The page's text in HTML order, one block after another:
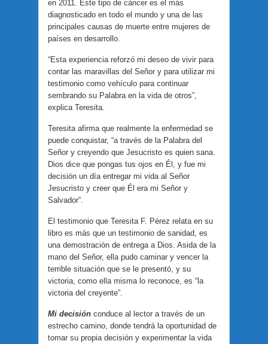
en 2011. Este tipo de cáncer es el más
diagnosticado en todo el mundo y una de las
principales causas de muerte entre mujeres de
países en desarrollo.
“Esta experiencia reforzó mi deseo de vivir para
contar las maravillas del Señor y para utilizar mi
testimonio como vehículo para continuar
sembrando su Palabra en la vida de otros”,
explica Teresita.
Teresita afirma que realmente la enfermedad se
puede conquistar, “a través de la Palabra del
Señor y creyendo que Jesucristo es quien sana.
Dios dice que pongas tus ojos en Él, y fue mi
decisión un día entregar mi vida al Señor
Jesucristo y creer que Él era mi Señor y
Salvador”.
El testimonio que Teresita F. Pérez relata en su
libro es más que un testimonio de sanidad, es
una demostración de entrega a Dios. Asida de la
mano del Señor, ella pudo caminar y vencer la
terrible situación que se le presentó, y su
victoria, como ella misma lo reconoce, es “la
victoria del creyente”.
Mi decisión conduce al lector a través de un
estrecho camino, donde tendrá la oportunidad de
tomar su propia decisión y experimentar la vida